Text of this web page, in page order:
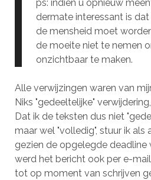
ps: indien u opnieuw
dermate interessant is
de mensheid moet
de moeite niet te nemen
onzichtbaar te maken.
Alle verwijzingen waren van
Niks "gedeeltelijke"
Dat ik de teksten dus niet
maar wel "volledig", stuur ik als
gezien de opgelegde deadline
werd het bericht ook per e-
tot op moment van schrijven